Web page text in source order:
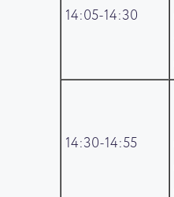
14:05-14:30
14:30-14:55